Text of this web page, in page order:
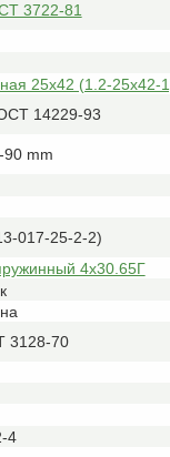
3722-81
25х42 (1.2-25х42-
14229-93
mm
017-25-2-2)
4х30.65Г
3128-70
4